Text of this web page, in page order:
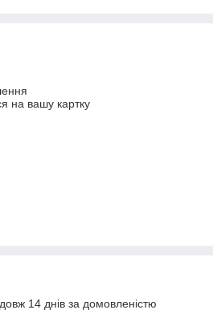
на вашу картку
14 днів за домовленістю